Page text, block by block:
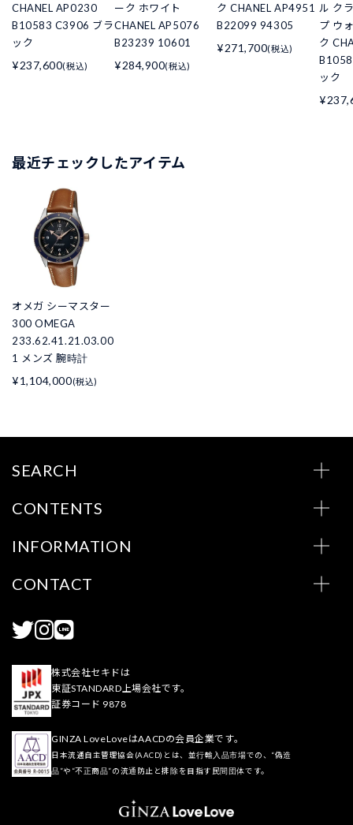
CHANEL AP0230
B10583 C3906 ブラ
ック
¥237,600(税込)
ーク ホワイト
CHANEL AP5076
B23239 10601
¥284,900(税込)
ク CHANEL AP4951
B22099 94305
¥271,700(税込)
ル ク
プ ウ
ク
ック
最近チェックしたアイテム
オメガ シーマスター
300 OMEGA
233.62.41.21.03.00
1 メンズ 腕時計
¥1,104,000(税込)
SEARCH
CONTENTS
INFORMATION
CONTACT
株式会社セキドは
東証STANDARD上場会社です。
証券コード 9878
GINZA LoveLoveはAACDの会員企業です。
日本流通自主管理協会(AACD)とは、並行輸入品市場での、“偽造
品”や“不正商品”の流通防止と排除を目指す民間団体です。